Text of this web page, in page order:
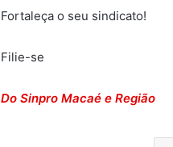
Fortaleça o seu sindicato!
Filie-se
Do Sinpro Macaé e Região